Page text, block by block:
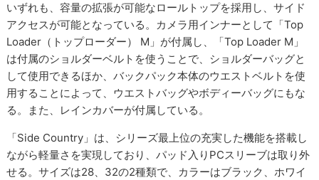
いずれも、容量の拡張が可能なロールトップを採用し、サイド
アクセスが可能となっている。カメラ用インナーとして「Top
Loader（トップローダー） M」が付属し、「Top Loader M」
は付属のショルダーベルトを使うことで、ショルダーバッグと
して使用できるほか、バックパック本体のウエストベルトを使
用することによって、ウエストバッグやボディーバッグにもな
る。また、レインカバーが付属している。
「Side Country」は、シリーズ最上位の充実した機能を搭載し
ながら軽量さを実現しており、パッド入りPCスリーブは取り外
せる。サイズは28、32の2種類で、カラーはブラック、ホワイ